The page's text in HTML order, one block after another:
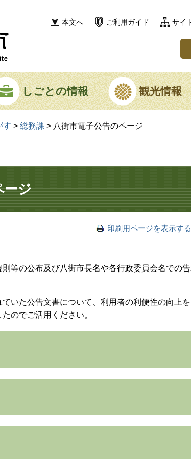
本文へ ご利用ガイド サイ
しごとの情報 観光情報
す > 総務課 > 八街市電子公告のページ
ージ
印刷用ページを表示する
等の公布及び八街市長名や各行政委員会名での
いた公告文書について、利用者の利便性の向上
のでご活用ください。